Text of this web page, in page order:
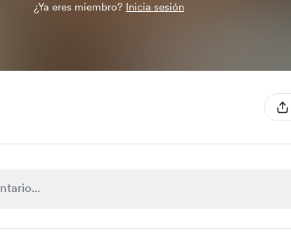
¿Ya eres miembro? Inicia sesión